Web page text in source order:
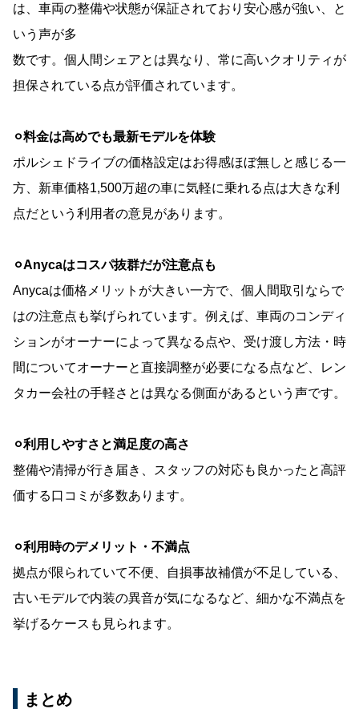
は、車両の整備や状態が保証されており安心感が強い、と
いう声が多
数です。個人間シェアとは異なり、常に高いクオリティが
担保されている点が評価されています。
⚪︎料金は高めでも最新モデルを体験
ポルシェドライブの価格設定はお得感ほぼ無しと感じる一
方、新車価格1,500万超の車に気軽に乗れる点は大きな利
点だという利用者の意見があります。
⚪︎Anycaはコスパ抜群だが注意点も
Anycaは価格メリットが大きい一方で、個人間取引ならで
はの注意点も挙げられています。例えば、車両のコンディ
ションがオーナーによって異なる点や、受け渡し方法・時
間についてオーナーと直接調整が必要になる点など、レン
タカー会社の手軽さとは異なる側面があるという声です。
⚪︎利用しやすさと満足度の高さ
整備や清掃が行き届き、スタッフの対応も良かったと高評
価する口コミが多数あります。
⚪︎利用時のデメリット・不満点
拠点が限られていて不便、自損事故補償が不足している、
古いモデルで内装の異音が気になるなど、細かな不満点を
挙げるケースも見られます。
まとめ